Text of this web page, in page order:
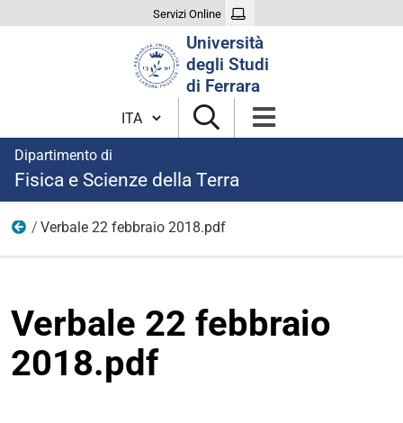
Servizi Online
Università
degli Studi
di Ferrara
Cambia lingua
Dipartimento di
Fisica e Scienze della Terra
2018
Verbale 22 febbraio 2018.pdf
Verbale 22 febbraio
2018.pdf